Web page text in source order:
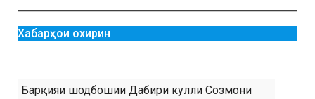
Хабарҳои охирин
Барқияи шодбошии Дабири кулли Созмони